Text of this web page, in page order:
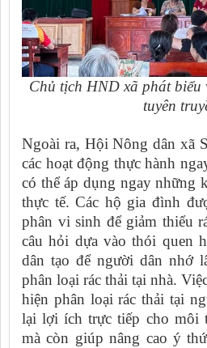
Chủ tịch HND xã phát
tuyên
Ngoài ra, Hội Nông dân xã
các hoạt động thực hành
có thể áp dụng ngay những
thực tế. Các hộ gia đình
phân vi sinh để giảm thiểu
câu hỏi dựa vào thói quen
dân tạo để người dân nhớ
phân loại rác thải tại nhà.
hiện phân loại rác thải tại
lại lợi ích trực tiếp cho môi
mà còn giúp nâng cao ý